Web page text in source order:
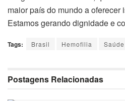
maior país do mundo a oferecer
Estamos gerando dignidade e
Tags: Brasil Hemofilia Saúde
Postagens Relacionadas